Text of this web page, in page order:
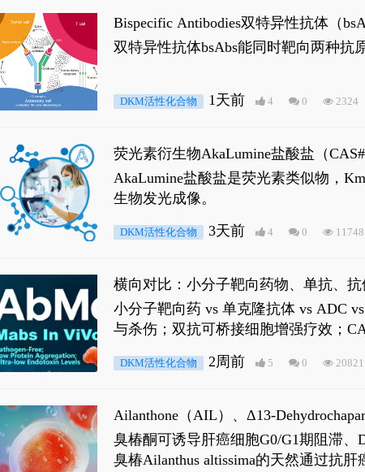
Bispecific Antibodies双特异性抗体（
双特异性抗体bsAbs能同时靶向两种抗
DKM活性化合物 1天前 4 0 2324
荧光素衍生物AkaLumine盐酸盐（
穿透能力，大幅增强成像信噪比，从
AkaLumine盐酸盐是荧光素类似物，
生物发光成像。
DKM活性化合物 3天前 4 0 11748
横向对比：小分子靶向药物、单抗、
小分子靶向药 vs 单克隆抗体 vs ADC
与杀伤；双抗可桥接细胞增强疗效；
DKM活性化合物 2周前 5 0 20821
Ailanthone（AIL）、Δ13-
臭椿酮可诱导肝癌细胞G0/G1期阻滞、
臭椿Ailanthus altissima的天然通过抗